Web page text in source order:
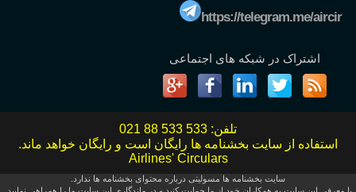
https://telegram.me/aircir
اشتراک در شبکه های اجتماعی
تلفن: 021 88 533 533
استفاده از سایت بخشنامه ها رایگان است و رایگان خواهد ماند.
Airlines' Circulars
سایت بخشنامه ها مسولیتی درباره محتوای بخشنامه ها ندارد.